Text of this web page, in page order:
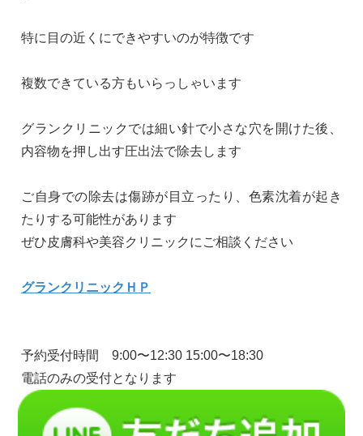
特に目の近くにできやすいのが特徴です
複数できている方もいらっしゃいます
グランクリニックでは細い針で小さな穴を開けた後、
内容物を押し出す圧出法で除去します
ご自身での除去は傷跡が目立ったり、色素沈着が起き
たりする可能性があります
ぜひ皮膚科や美容クリニックにご相談ください
グランクリニックＨＰ
予約受付時間 9:00〜12:30 15:00〜18:30
電話のみの受付となります